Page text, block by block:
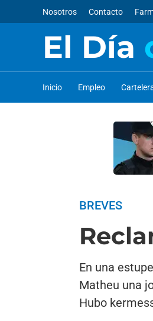
Nosotros Contacto
El Día
Inicio Empleo
BREVES
En una
Matheu una
Hubo